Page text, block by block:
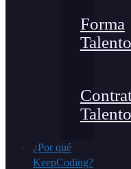
Forma
Talento
Talento
¿Por qué
KeepCoding?